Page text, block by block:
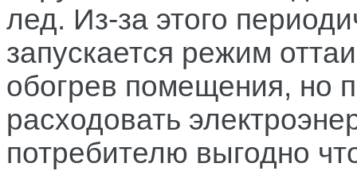
лед. Из-за этого
запускается режим
обогрев помещения, но
расходовать
потребителю выгодно